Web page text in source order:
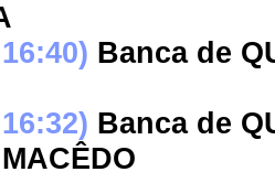
Banca de
Banca de